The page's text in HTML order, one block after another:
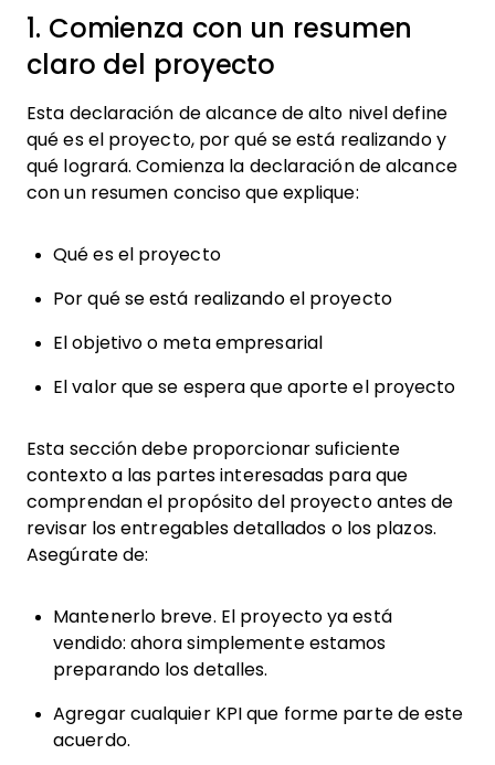
1. Comienza con un resumen
claro del proyecto
Esta declaración de alcance de alto nivel define
qué es el proyecto, por qué se está realizando y
qué logrará. Comienza la declaración de alcance
con un resumen conciso que explique:
Qué es el proyecto
Por qué se está realizando el proyecto
El objetivo o meta empresarial
El valor que se espera que aporte el proyecto
Esta sección debe proporcionar suficiente
contexto a las partes interesadas para que
comprendan el propósito del proyecto antes de
revisar los entregables detallados o los plazos.
Asegúrate de:
Mantenerlo breve. El proyecto ya está
vendido: ahora simplemente estamos
preparando los detalles.
Agregar cualquier KPI que forme parte de este
acuerdo.